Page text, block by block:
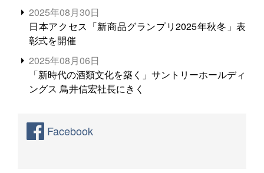
2025年08月30日
日本アクセス「新商品グランプリ2025年秋冬」表
彰式を開催
2025年08月06日
「新時代の酒類文化を築く」サントリーホールディ
ングス 鳥井信宏社長にきく
Facebook